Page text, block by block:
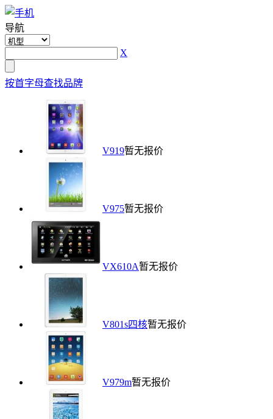
导航
X
按首字母查找品牌
V919暂无报价
V975暂无报价
VX610A暂无报价
V801s四核暂无报价
V979m暂无报价